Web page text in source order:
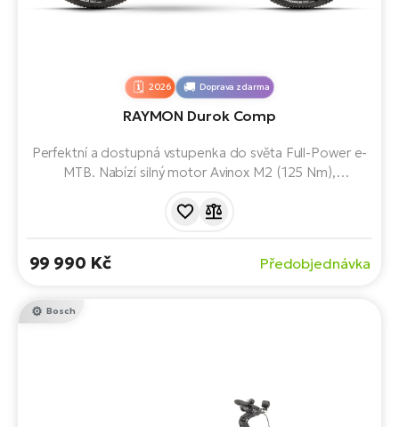
Doprava zdarma
2026
RAYMON Durok Comp
Perfektní a dostupná vstupenka do světa Full-Power e-
MTB. Nabízí silný motor Avinox M2 (125 Nm),
Suntour se zdvihem 150 mm. Odolné řazení Shimano
99 990 Kč Předobjednávka
Bosch